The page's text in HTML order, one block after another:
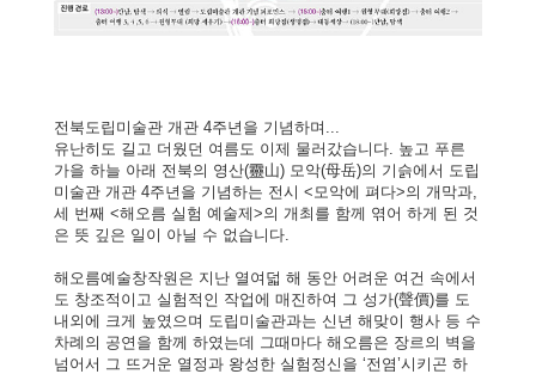
전북도립미술관 개관 4주년을 기념하며...
유난히도 길고 더웠던 여름도 이제 물러갔습니다. 높고 푸른
가을 하늘 아래 전북의 영산(靈山) 모악(母岳)의 기슭에서 도립
미술관 개관 4주년을 기념하는 전시 <모악에 펴다>의 개막과,
세 번째 <해오름 실험 예술제>의 개최를 함께 엮어 하게 된 것
은 뜻 깊은 일이 아닐 수 없습니다.
해오름예술창작원은 지난 열여덟 해 동안 어려운 여건 속에서
도 창조적이고 실험적인 작업에 매진하여 그 성가(聲價)를 도
내외에 크게 높였으며 도립미술관과는 신년 해맞이 행사 등 수
차례의 공연을 함께 하였는데 그때마다 해오름은 장르의 벽을
넘어서 그 뜨거운 열정과 왕성한 실험정신을 ‘전염’시키곤 하